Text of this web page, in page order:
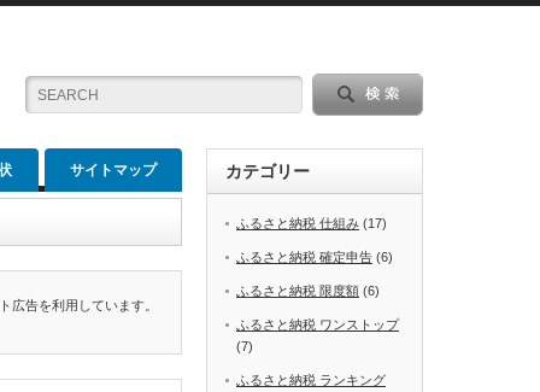
サイトマップ
広告を利用しています。
カテゴリー
ふるさと納税 仕組み (17)
ふるさと納税 確定申告 (6)
ふるさと納税 限度額 (6)
ふるさと納税 ワンストップ
(7)
ふるさと納税 ランキング